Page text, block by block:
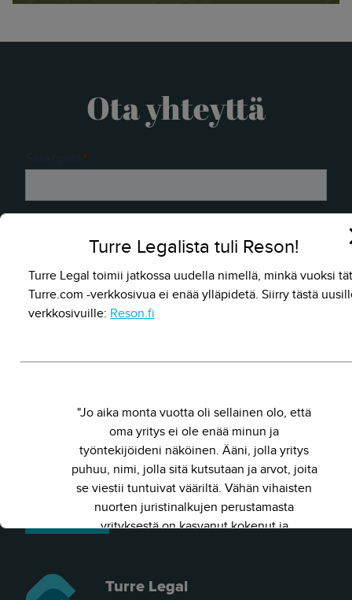
Turre Legal
Ota yhteyttä
Turre Legalista tuli Reson!
Turre Legal toimii jatkossa uudella nimellä, minkä vuoksi
Turre.com -verkkosivua ei enää ylläpidetä. Siirry tästä
verkkosivuille: Reson.fi
"Jo aika monta vuotta oli sellainen olo, että
oma yritys ei ole enää minun ja
työntekijöideni näköinen. Ääni, jolla yritys
puhuu, nimi, jolla sitä kutsutaan ja arvot, joita
se viestii tuntuivat vääriltä. Vähän vihaisten
nuorten juristinalkujen perustamasta
yrityksestä on kasvanut kokenut ja
with the old - in with the new."